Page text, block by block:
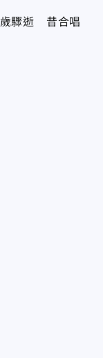
歲驟逝 昔合唱